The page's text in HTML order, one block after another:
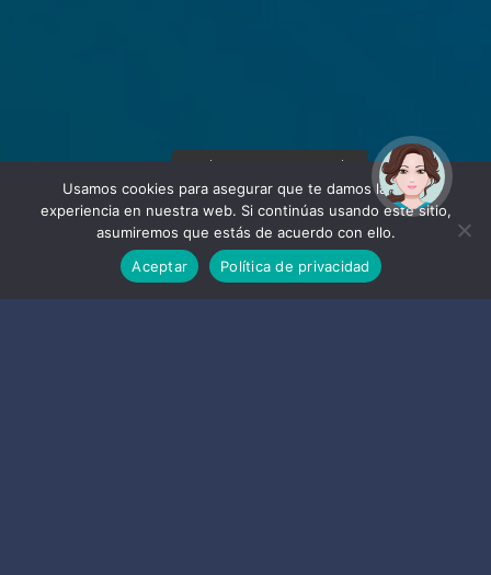
Usamos cookies para asegurar que te damos la mejor
experiencia en nuestra web. Si continúas usando este sitio,
asumiremos que estás de acuerdo con ello.
Aceptar
Política de privacidad
¡Hola! Soy Noy. ¿Puedo
ayudarte?